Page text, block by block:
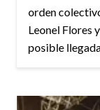
orden
Leonel Flores
posible